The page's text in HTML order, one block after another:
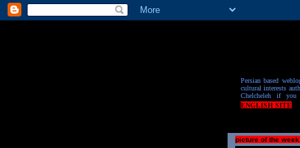
Persian based
cultural interests
Chelcheleh if
ENGLISH SITE
picture of the